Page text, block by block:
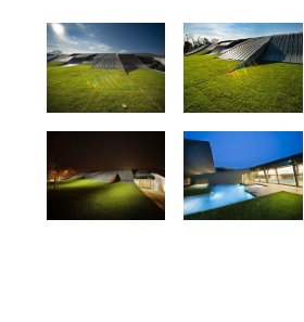
Vypínače a zásuvky
OBZOR